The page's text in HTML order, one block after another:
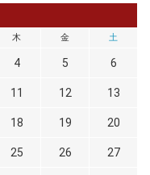
木 金 土
4 5 6
11 12 13
18 19 20
25 26 27